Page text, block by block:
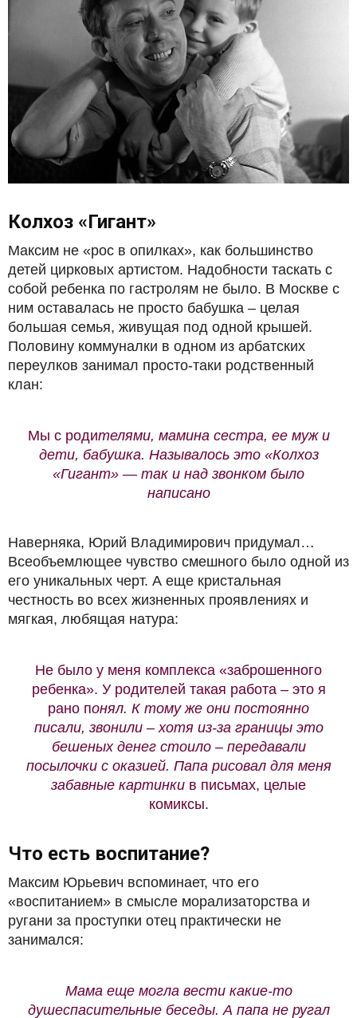
Колхоз «Гигант»
Максим не «рос в опилках», как большинство
детей цирковых артистом. Надобности таскать с
собой ребенка по гастролям не было. В Москве с
ним оставалась не просто бабушка – целая
большая семья, живущая под одной крышей.
Половину коммуналки в одном из арбатских
переулков занимал просто-таки родственный
клан:
Мы с родителями, мамина сестра, ее муж и
дети, бабушка. Называлось это «Колхоз
«Гигант» — так и над звонком было
написано
Наверняка, Юрий Владимирович придумал…
Всеобъемлющее чувство смешного было одной из
его уникальных черт. А еще кристальная
честность во всех жизненных проявлениях и
мягкая, любящая натура:
Не было у меня комплекса «заброшенного
ребенка». У родителей такая работа – это я
рано понял. К тому же они постоянно
писали, звонили – хотя из-за границы это
бешеных денег стоило – передавали
посылочки с оказией. Папа рисовал для меня
забавные картинки в письмах, целые
комиксы.
Что есть воспитание?
Максим Юрьевич вспоминает, что его
«воспитанием» в смысле морализаторства и
ругани за проступки отец практически не
занимался:
Мама еще могла вести какие-то
душеспасительные беседы. А папа не ругал